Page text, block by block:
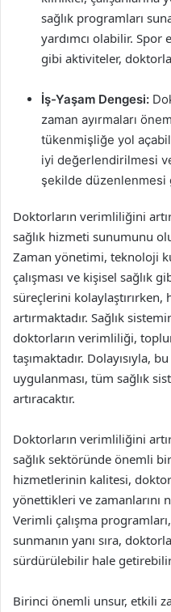
sağlık programları
yardımcı olabilir.
gibi aktiviteler,
İş-Yaşam Dengesi:
zaman ayırmaları
tükenmişliğe yol
iyi değerlendirilmesi
şekilde düzenlenmesi
Doktorların verimliliğini
sağlık hizmeti sunumunu
Zaman yönetimi, teknoloji
çalışması ve kişisel sağlık
süreçlerini kolaylaştırırken,
artırmaktadır. Sağlık
doktorların verimliliği,
taşımaktadır. Dolayısıyla,
uygulanması, tüm sağlık
artıracaktır.
Doktorların verimliliğini
sağlık sektöründe önemli
hizmetlerinin kalitesi,
yönettikleri ve zamanlarını
Verimli çalışma
sunmanın yanı sıra,
sürdürülebilir hale
Birinci önemli unsur, etkili